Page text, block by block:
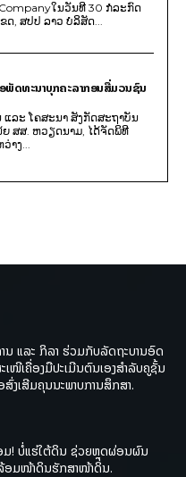
ໃນວັນທີ 30 ກໍລະກົດ
ດ, ສປປ ລາວ ບໍລິສັດ...
ພັດທະນາບຸກຄະລາກອນສື່ມວນຊົນ
ລະ ໂຄສະນາ ສັງກັດສະຖາບັນ
ຍ ສສ. ຫວຽດນາມ, ໄດ້ຈັດພິທີ
າງ...
ນ ແລະ ກິລາ ຮ່ວມກັບລັດຖະບານອົດ
ເໜີເຄື່ອງມືປະເມີນຕົນເອງສຳລັບຄູຊັ້ນ
ງເສີມຄຸນນະພາບການສຶກສາ.
ມ! ບໍ່ແຮ່ໃຕ້ດິນ ຊ່ວຍຫຼຸດຜ່ອນຜົນ
ອມໜ້າດິນຮັກສາໜ້າດິນ.